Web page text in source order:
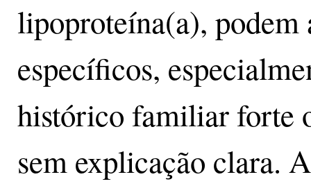
lipoproteína(a), podem
específicos,
histórico familiar forte
sem explicação clara.